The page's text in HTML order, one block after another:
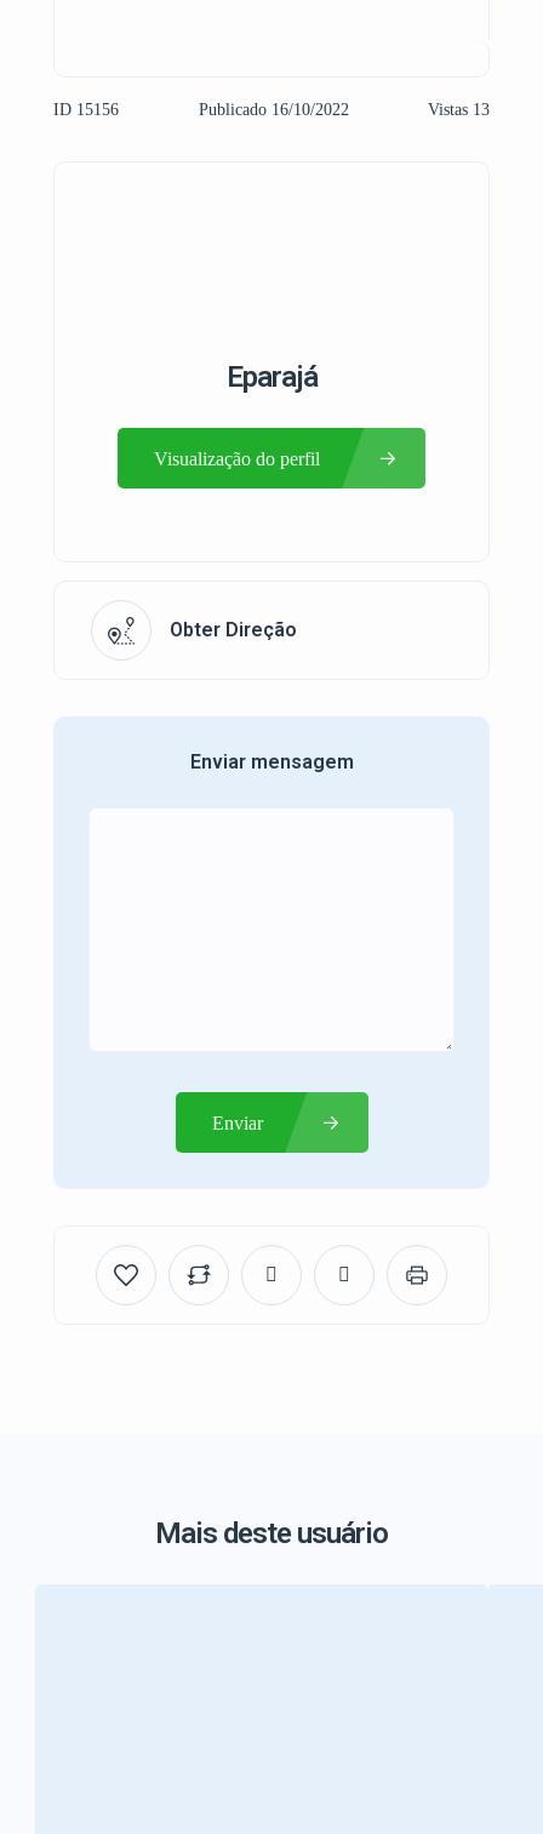
ID 15156 Publicado 16/10/2022 Vistas 13
Eparajá
Visualização do perfil
Obter Direção
Enviar mensagem
Enviar
Mais deste usuário